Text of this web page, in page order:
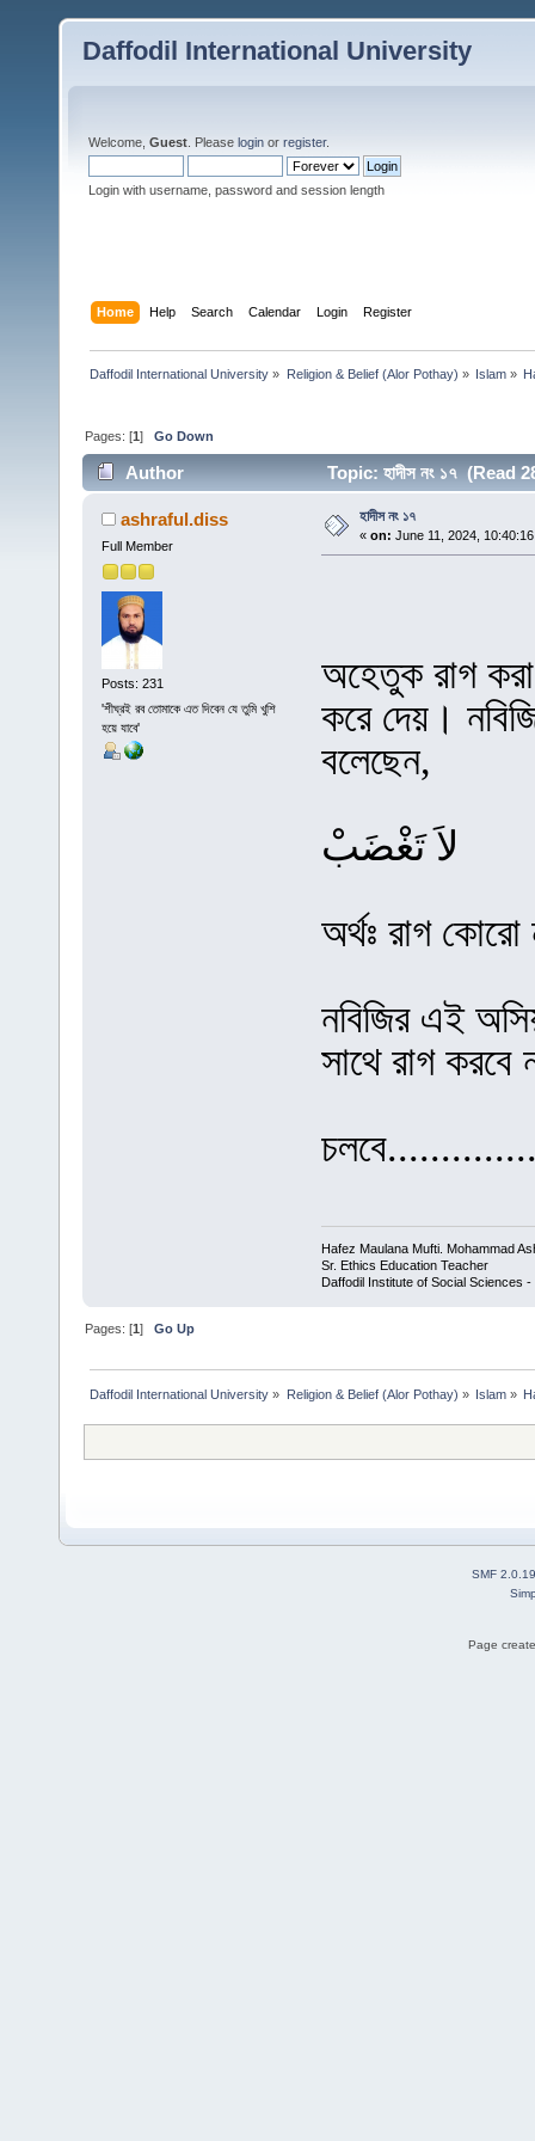
Daffodil International University
Welcome, Guest . Please login or register.
Login with username, password and session length
Home Help Search Calendar Login Register
Daffodil International University » Religion & Belief (Alor Pothay) » Islam»
Pages: [1]Go Down
Author Topic: হাদীস নং ১৭ (Read
ashraful.diss
Full Member
Posts: 231
'শীঘ্রই রব তোমাকে এত দিবেন যে তুমি খুশি
হয়ে যাবে'
হাদীস নং ১৭
« on: June 11, 2024,
অহেতুক রাগ
করে দেয়।
বলেছেন,
لاَ تَغْضَبْ
অর্থঃ রাগ কোরো
নবিজির এই
সাথে রাগ করবে
Hafez Maulana Mufti. Mohammad
Sr. Ethics Education Teacher
Daffodil Institute of Social Sciences -
Pages: [1]Go Up
Daffodil International University » Religion & Belief (Alor Pothay) » Islam»
SMF 2.0.19
Page